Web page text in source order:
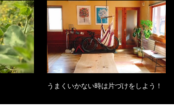
うまくいかない時は片づけをしよう！